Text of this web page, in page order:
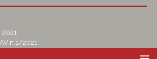
2021
n.1/2021